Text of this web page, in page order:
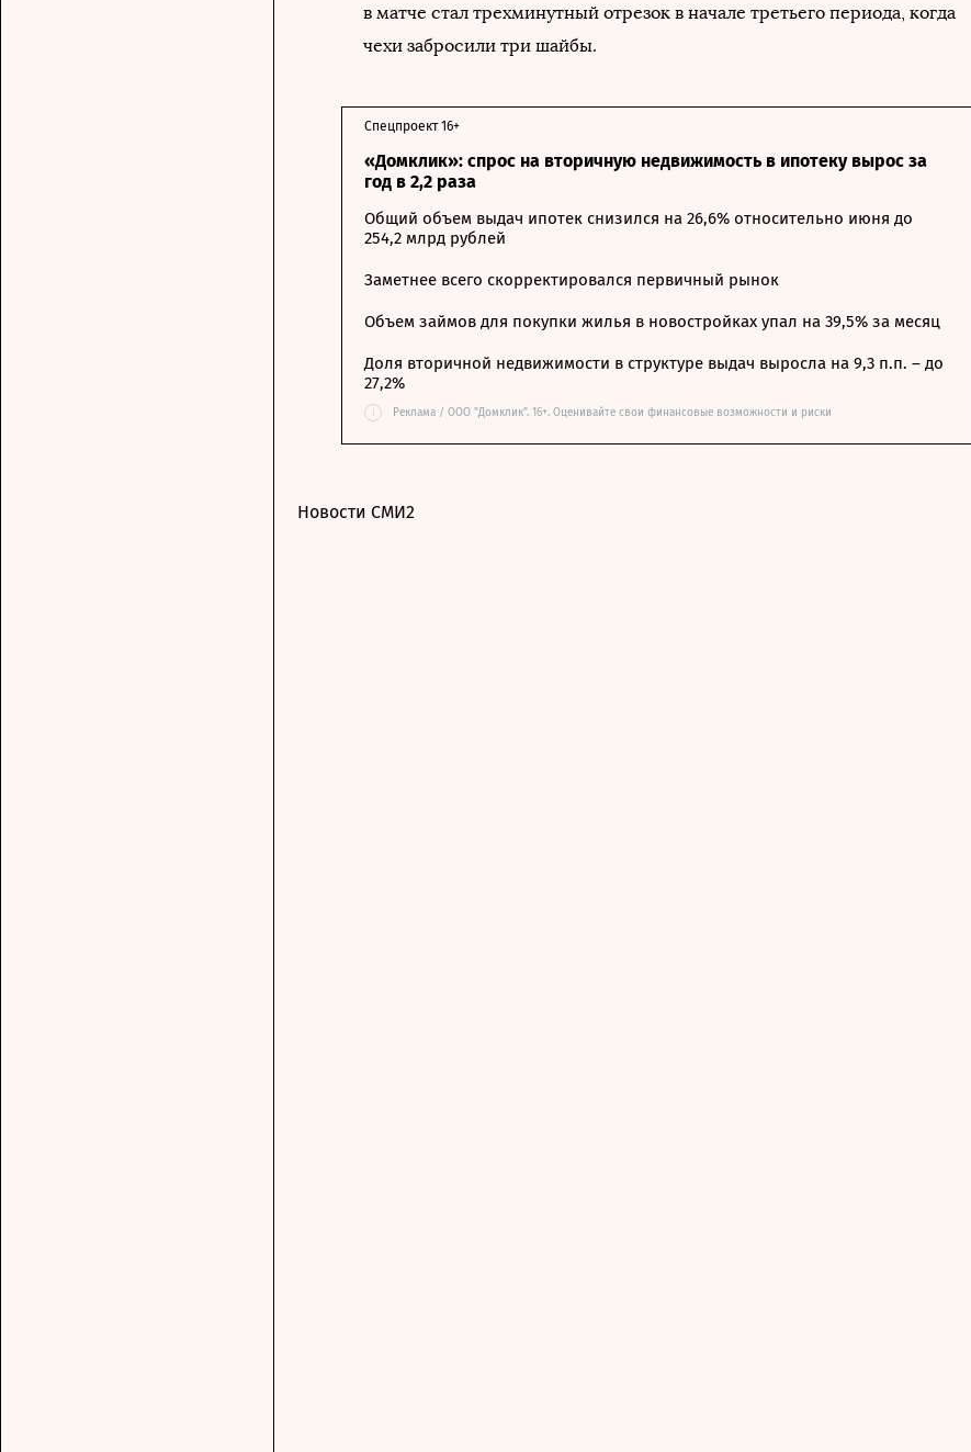
в матче стал трехминутный отрезок в начале третьего периода, когда
чехи забросили три шайбы.
«Домклик»: спрос на вторичную недвижимость в ипотеку вырос за
год в 2,2 раза
Спецпроект 16+
Общий объем выдач ипотек снизился на 26,6% относительно июня до
254,2 млрд рублей
Заметнее всего скорректировался первичный рынок
Объем займов для покупки жилья в новостройках упал на 39,5% за месяц
Доля вторичной недвижимости в структуре выдач выросла на 9,3 п.п. – до
27,2%
i Реклама / ООО "Домклик". 16+. Оценивайте свои финансовые возможности и риски
Новости СМИ2